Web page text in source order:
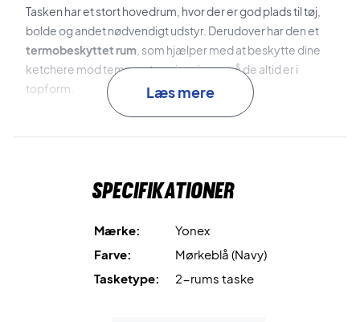
Tasken har et stort hovedrum, hvor der er god plads til tøj,
bolde og andet nødvendigt udstyr. Derudover har den et
termobeskyttet rum , som hjælper med at beskytte dine
ketchere mod temperatursvingninger, så de altid er i
topform.
fremstillet af slidstærke materialer og har robuste
til både turneringer og daglig træning.
Gør din træning mere effektiv – køb din Yonex Expert
Tournament Bag i dag!
Læs mere
Specifikationer
Mærke:
Yonex
Farve:
Mørkeblå (Navy)
Tasketype:
2-rums taske